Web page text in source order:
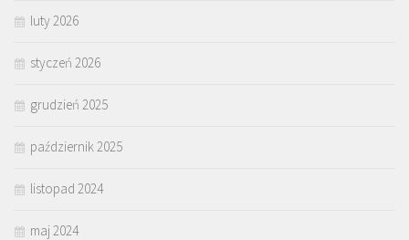
luty 2026
styczeń 2026
grudzień 2025
październik 2025
listopad 2024
maj 2024